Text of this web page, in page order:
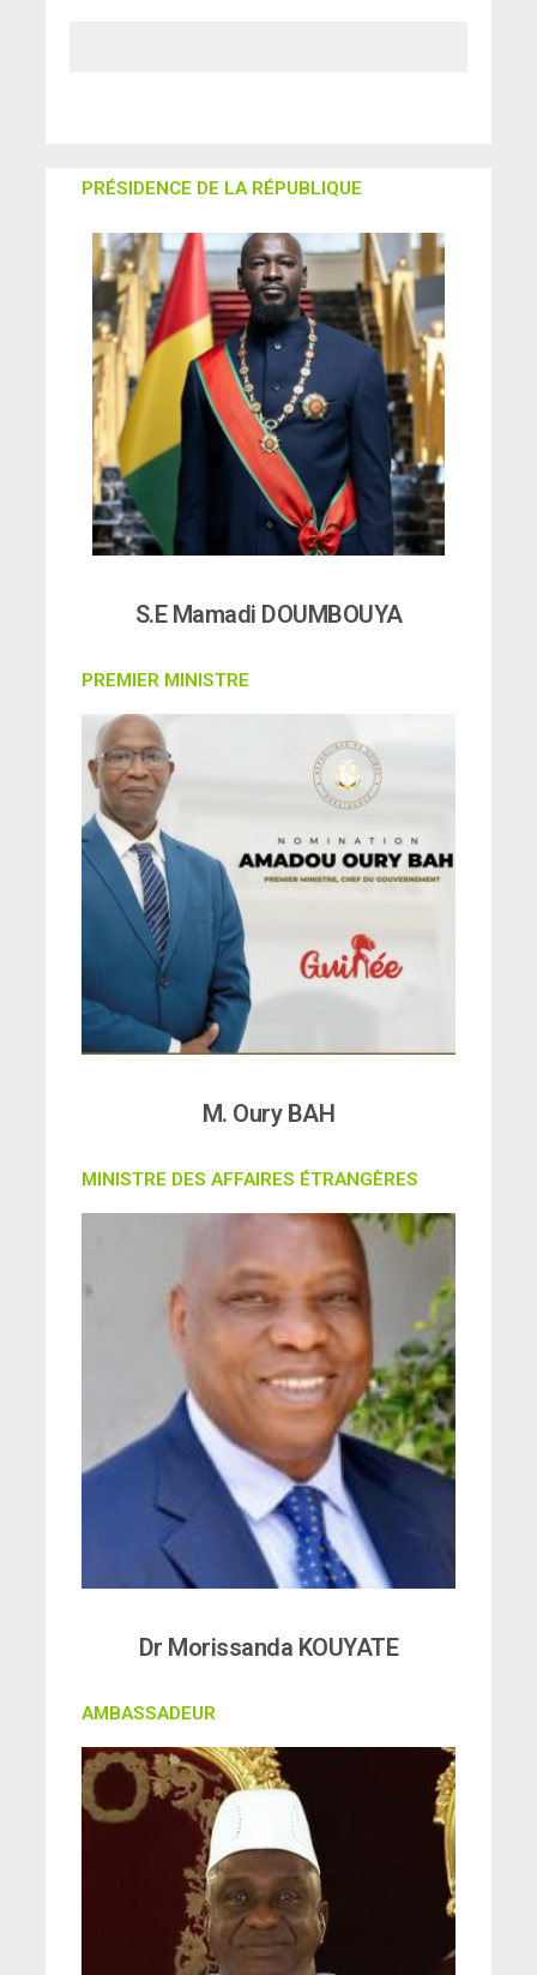
PRÉSIDENCE DE LA RÉPUBLIQUE
S.E Mamadi DOUMBOUYA
PREMIER MINISTRE
M. Oury BAH
MINISTRE DES AFFAIRES ÉTRANGÈRES
Dr Morissanda KOUYATE
AMBASSADEUR